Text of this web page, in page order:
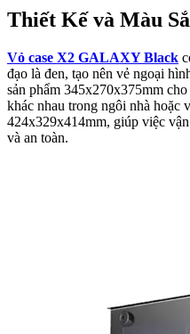
Thiết Kế và Màu
Vỏ case X2 GALAXY Black
đạo là đen, tạo nên vẻ ngoại
sản phẩm 345x270x375mm
khác nhau trong ngôi nhà hoặc
424x329x414mm, giúp việc
và an toàn.